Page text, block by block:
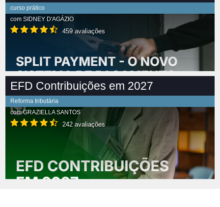
curso prático
com SIDNEY D'AGÁZIO
459 avaliações
EFD Contribuições em 2027
Reforma tributária
comGRAZIELLA SANTOS
242 avaliações